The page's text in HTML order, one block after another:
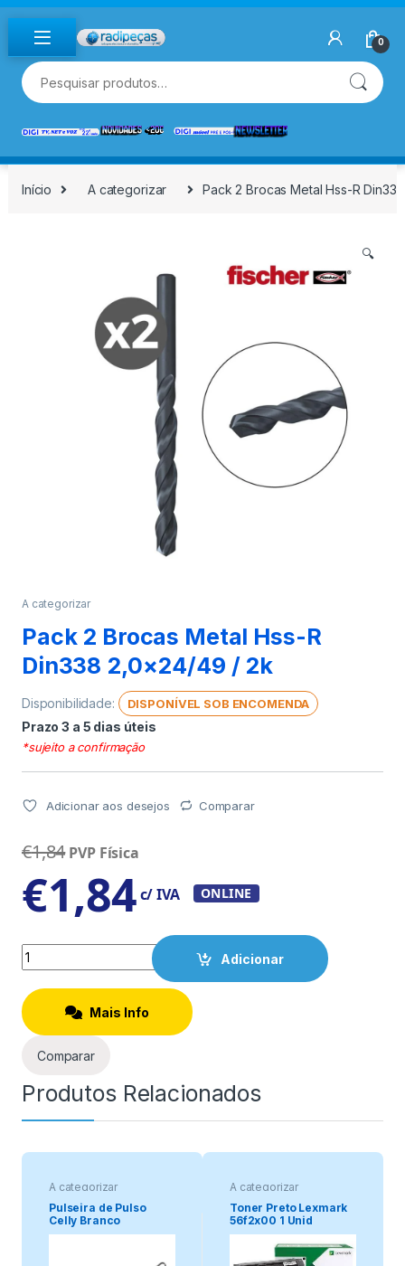
Skip to navigation
Skip to content
0
Pesquisar por:
Início A categorizar Pack 2 Brocas Metal Hss-R
🔍
A categorizar
Pack 2 Brocas Metal Hss-R
Din338 2,0×24/49 / 2k
Disponibilidade: DISPONÍVEL SOB ENCOMENDA
Prazo 3 a 5 dias úteis
*sujeito a confirmação
Adicionar aos desejos Comparar
€1,84 PVP Física
€1,84c/ IVA ONLINE
Quantity
Adicionar
Mais Info
Comparar
Produtos Relacionados
A categorizar
Pulseira de Pulso
Celly Branco
A categorizar
Toner Preto Lexmark
56f2x00 1 Unid